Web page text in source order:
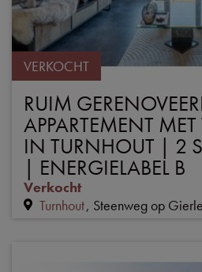
VERKOCHT
RUIM
APPARTEMENT MET
IN TURNHOUT | 2
| ENERGIELABEL B
Verkocht
Turnhout Steenweg op